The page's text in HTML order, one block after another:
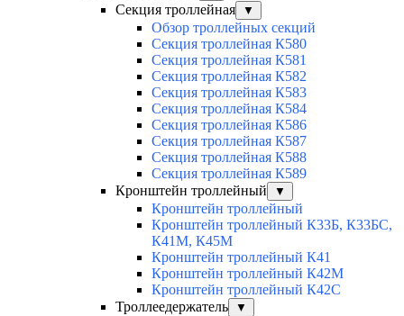
Секция троллейная ▼
Обзор троллейных секций
Секция троллейная К580
Секция троллейная К581
Секция троллейная К582
Секция троллейная К583
Секция троллейная К584
Секция троллейная К586
Секция троллейная К587
Секция троллейная К588
Секция троллейная К589
Кронштейн троллейный
▼
Кронштейн троллейный
Кронштейн троллейный К33Б, К33БС,
К41М, К45М
Кронштейн троллейный К41
Кронштейн троллейный К42М
Кронштейн троллейный К42С
Троллеедержатель
▼